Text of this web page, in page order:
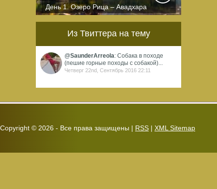
День 1. Озеро Рица – Авадхара
После сбора группы в Адлере,
Из Твиттера на тему
@SaunderArreola: Собака в походе
(пешие горные походы с собакой)...
Четверг 22nd, Сентябрь 2016 22:11
Copyright © 2026 - Все права защищены | RSS | XML Sitemap